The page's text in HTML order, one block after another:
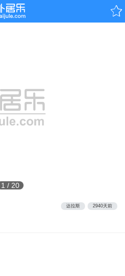
1 / 20
达拉斯 2940天前